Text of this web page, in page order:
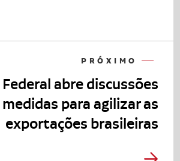
PRÓXIMO
abre discussões
medidas para agilizar as
exportações brasileiras